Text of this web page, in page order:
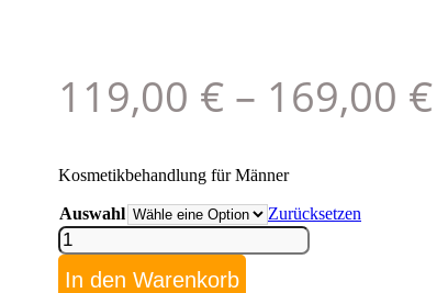
119,00 € – 169,00 €
Kosmetikbehandlung für Männer
Auswahl
Zurücksetzen
Deep
Cleansing
Men
In den Warenkorb